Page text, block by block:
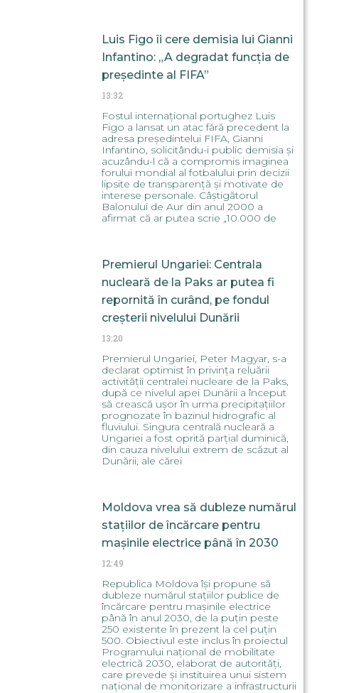
Luis Figo îi cere demisia lui Gianni
Infantino: „A degradat funcția de
președinte al FIFA”
13:32
Fostul internațional portughez Luis
Figo a lansat un atac fără precedent la
adresa președintelui FIFA, Gianni
Infantino, solicitându-i public demisia și
acuzându-l că a compromis imaginea
forului mondial al fotbalului prin decizii
lipsite de transparență și motivate de
interese personale. Câștigătorul
Balonului de Aur din anul 2000 a
afirmat că ar putea scrie „10.000 de
Premierul Ungariei: Centrala
nucleară de la Paks ar putea fi
repornită în curând, pe fondul
creșterii nivelului Dunării
13:20
Premierul Ungariei, Peter Magyar, s-a
declarat optimist în privința reluării
activității centralei nucleare de la Paks,
după ce nivelul apei Dunării a început
să crească ușor în urma precipitațiilor
prognozate în bazinul hidrografic al
fluviului. Singura centrală nucleară a
Ungariei a fost oprită parțial duminică,
din cauza nivelului extrem de scăzut al
Dunării, ale cărei
Moldova vrea să dubleze numărul
stațiilor de încărcare pentru
mașinile electrice până în 2030
12:49
Republica Moldova își propune să
dubleze numărul stațiilor publice de
încărcare pentru mașinile electrice
până în anul 2030, de la puțin peste
250 existente în prezent la cel puțin
500. Obiectivul este inclus în proiectul
Programului național de mobilitate
electrică 2030, elaborat de autorități,
care prevede și instituirea unui sistem
național de monitorizare a infrastructurii